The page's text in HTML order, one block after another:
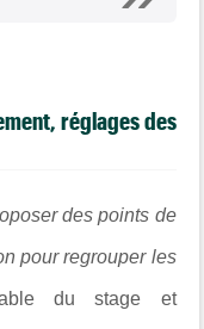
réglages des
des points de
pour regrouper les
du stage et